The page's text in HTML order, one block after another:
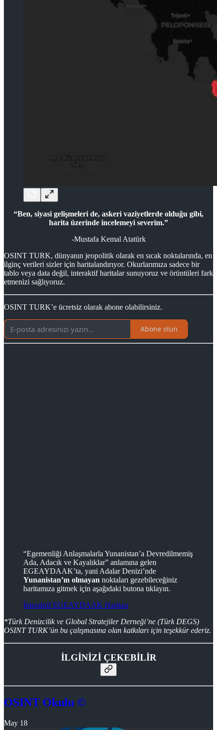
“Ben, siyasi gelişmeleri de, askeri vaziyetlerde olduğu gibi,
harita üzerinde incelemeyi severim.”
-Mustafa Kemal Atatürk
OSINT TURK, dünyanın jeopolitik olarak en sıcak noktalarında, en
ilginç verileri sizler için haritalandırıyor. Okurlarımıza sadece bir
tablo veya data değil, interaktif haritalar sunuyoruz ve örüntüleri fark
etmenizi sağlıyoruz.
OSINT TURK’e ücretsiz olarak abone olabilirsiniz.
Abone olun
“Egemenliği Anlaşmalarla Yunanistan’a Devredilmemiş
Ada, Adacık ve Kayalıklar” anlamına gelen
EGEAYDAAK’ta, yani Adalar Denizi’nde
Yunanistan’ın olmayan noktaları gezebileceğiniz
haritamıza gitmek için aşağıdaki butona tıklayın.
İnteraktif EGEAYDAAK Haritası
*Türk Denizcilik ve Global Stratejiler Derneği’ne (Türk DEGS)
OSINT TURK’ün bu çalışmasına olan katkıları için teşekkür ederiz.
İLGİNİZİ ÇEKEBİLİR
OSINT Okulu ©
May 18